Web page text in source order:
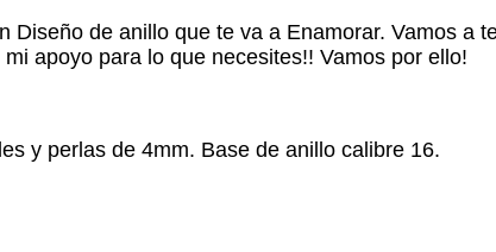
Diseño de anillo que te va a Enamorar. Vamos a
apoyo para lo que necesites!! Vamos por ello!
y perlas de 4mm. Base de anillo calibre 16.